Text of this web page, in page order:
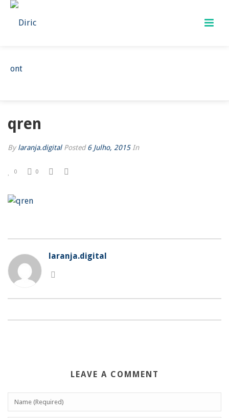
QREN
qren
Bylaranja.digital Posted6 Julho, 2015 In
0 0
laranja.digital
LEAVE A COMMENT